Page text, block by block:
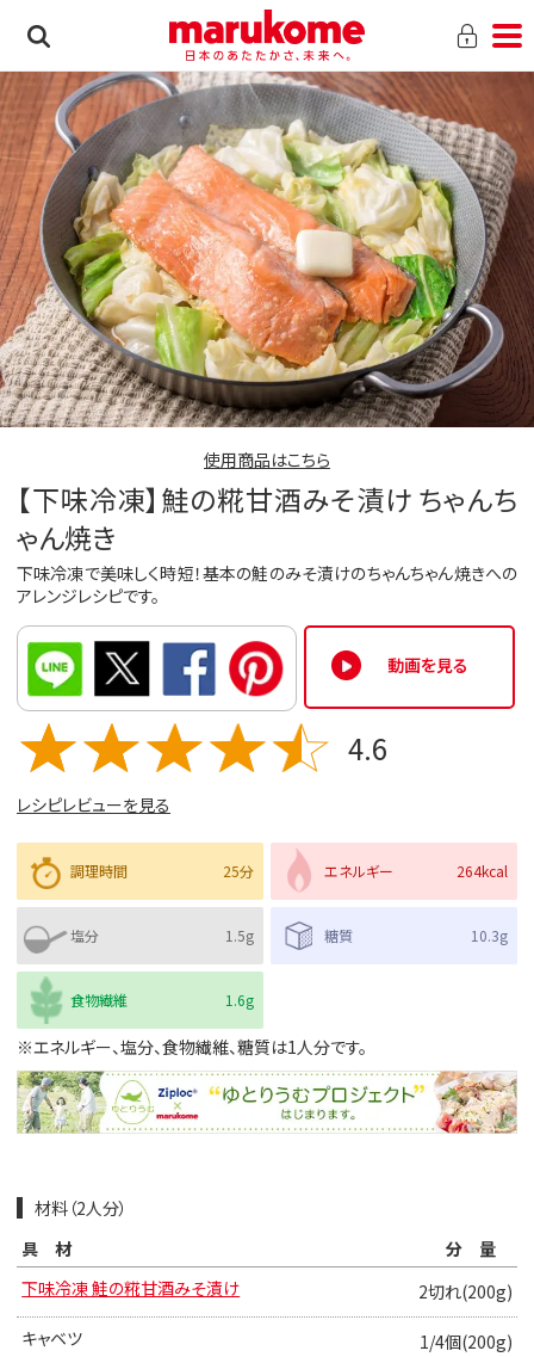
使用商品はこちら
【下味冷凍】鮭の糀甘酒みそ漬け ちゃんち
ゃん焼き
下味冷凍で美味しく時短！基本の鮭のみそ漬けのちゃんちゃん焼きへの
アレンジレシピです。
動画を見る
4.6
レシピレビューを見る
調理時間 25分 エネルギー 264kcal
塩分 1.5g 糖質 10.3g
食物繊維 1.6g
※エネルギー、塩分、食物繊維、糖質は1人分です。
材料（2人分）
具材
分量
下味冷凍 鮭の糀甘酒みそ漬け
2切れ(200g)
キャベツ
1/4個(200g)